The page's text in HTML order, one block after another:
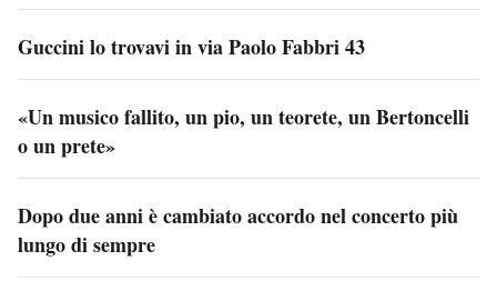
Guccini lo trovavi in via Paolo Fabbri 43
«Un musico fallito, un pio, un teorete, un Bertoncelli
o un prete»
Dopo due anni è cambiato accordo nel concerto più
lungo di sempre